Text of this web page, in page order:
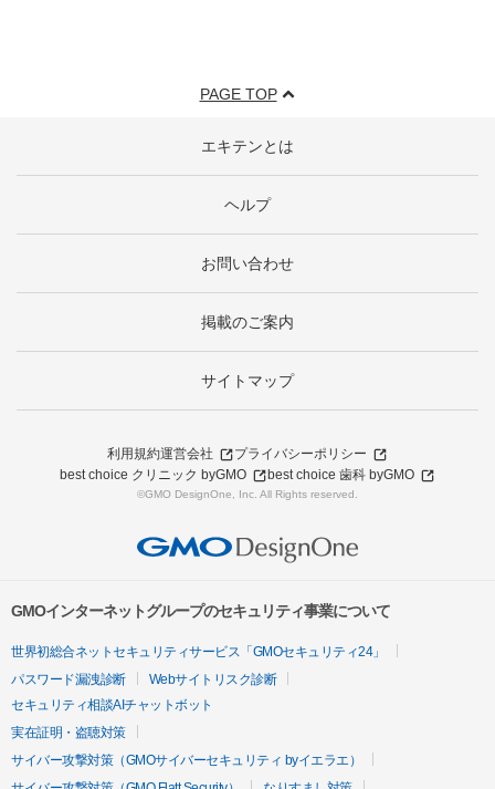
PAGE TOP
エキテンとは
ヘルプ
お問い合わせ
掲載のご案内
サイトマップ
利用規約運営会社
プライバシーポリシー
best choice クリニック byGMO
best choice 歯科 byGMO
©GMO DesignOne, Inc. All Rights reserved.
GMOインターネットグループのセキュリティ事業について
世界初総合ネットセキュリティサービス「GMOセキュリティ24」
パスワード漏洩診断
Webサイトリスク診断
セキュリティ相談AIチャットボット
実在証明・盗聴対策
サイバー攻撃対策（GMOサイバーセキュリティ byイエラエ）